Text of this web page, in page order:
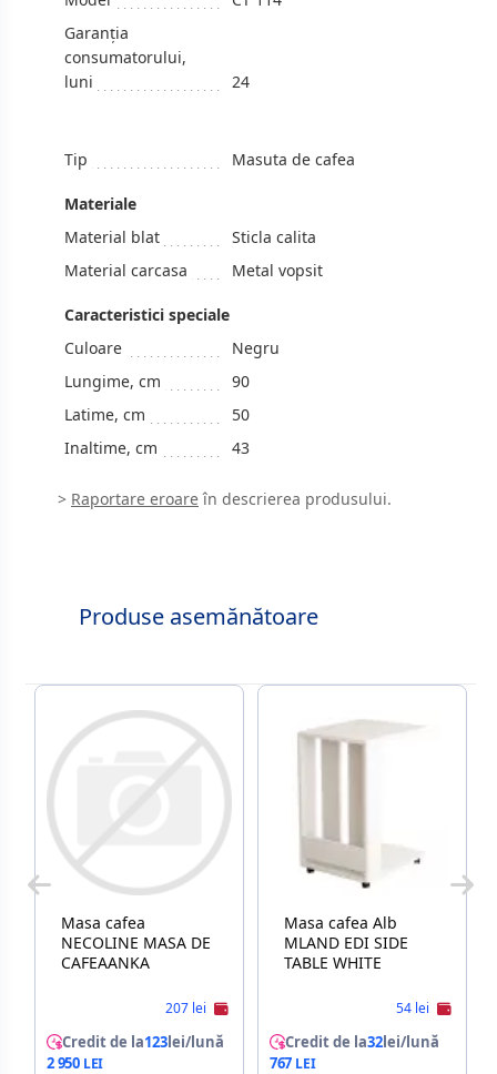
Garanția
consumatorului,
luni
24
Tip Masuta de cafea
Materiale
Material blat
Sticla calita
Material carcasa
Metal vopsit
Caracteristici speciale
Culoare
Negru
Lungime, cm
90
Latime, cm
50
Inaltime, cm
43
> Raportare eroareîn descrierea produsului.
Produse asemănătoare
Masa cafea
NECOLINE MASA DE
CAFEAANKA
207 lei
Credit de la123lei/lună
2 950
Masa cafea Alb
MLAND EDI SIDE
TABLE WHITE
54 lei
Credit de la32lei/lună
767